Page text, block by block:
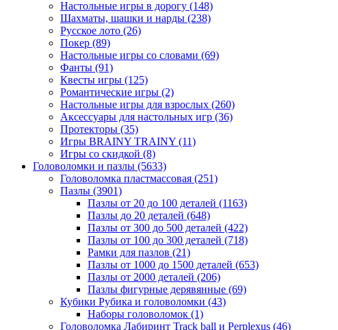
Настольные игры в дорогу (148)
Шахматы, шашки и нарды (238)
Русское лото (26)
Покер (89)
Настольные игры со словами (69)
Фанты (91)
Квесты игры (125)
Романтические игры (2)
Настольные игры для взрослых (260)
Аксессуары для настольных игр (36)
Протекторы (35)
Игры BRAINY TRAINY (11)
Игры со скидкой (8)
Головоломки и пазлы (5633)
Головоломка пластмассовая (251)
Пазлы (3901)
Пазлы от 20 до 100 деталей (1163)
Пазлы до 20 деталей (648)
Пазлы от 300 до 500 деталей (422)
Пазлы от 100 до 300 деталей (718)
Рамки для пазлов (21)
Пазлы от 1000 до 1500 деталей (653)
Пазлы от 2000 деталей (206)
Пазлы фигурные дерявянные (69)
Кубики Рубика и головоломки (43)
Наборы головоломок (1)
Головоломка Лабиринт Track ball и Perplexus (46)